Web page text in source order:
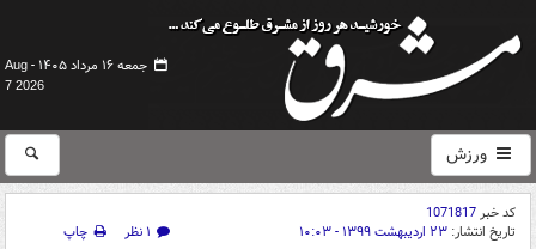
جمعه ۱۶ مرداد ۱۴۰۵ -
Aug
7 2026
ورزش
کد خبر1071817
تاریخ انتشار: ۲۳ اردیبهشت ۱۳۹۹ - ۱۰:۰۳ ۱ نظر
چاپ